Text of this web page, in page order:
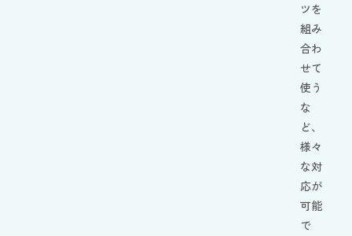
ツを
組み
合わ
せて
使う
な
ど、
様々
な対
応が
可能
で